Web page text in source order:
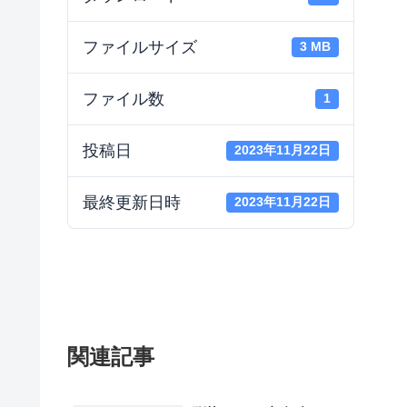
ファイルサイズ 3 MB
ファイル数 1
投稿日 2023年11月22日
最終更新日時 2023年11月22日
関連記事